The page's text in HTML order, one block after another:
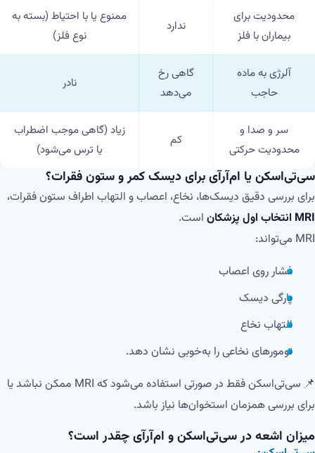
محدودیت برای
بیماران با فلز
ندارد
ممنوع یا با احتیاط (بسته به
نوع فلز)
آلرژی به ماده
حاجب
گاهی رخ
می‌دهد
نادر
سر و صدا و
محدودیت حرکتی
کم
زیاد (گاهی موجب اضطراب
یا ترس می‌شود)
سی‌تی‌اسکن یا ام‌آر‌آی برای دیسک کمر و ستون فقرات؟
برای بررسی دقیق دیسک‌ها، نخاع، اعصاب و التهاب اطراف ستون فقرات،
MRI انتخاب اول پزشکان
است.
MRI می‌تواند:
فشار روی اعصاب
پارگی دیسک
التهاب نخاع
تومورهای نخاعی را به‌خوبی نشان دهد.
📌 سی‌تی‌اسکن فقط در صورتی استفاده می‌شود که MRI ممکن نباشد یا
برای بررسی همزمان استخوان‌ها نیاز باشد.
میزان اشعه در سی‌تی‌اسکن و ام‌آر‌آی چقدر است؟